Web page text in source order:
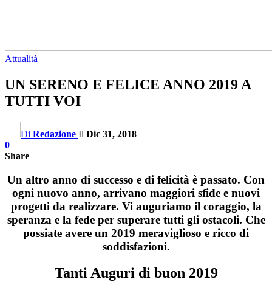
Attualità
UN SERENO E FELICE ANNO 2019 A
TUTTI VOI
Di Redazione Il Dic 31, 2018
0
Share
Un altro anno di successo e di felicità è passato. Con
ogni nuovo anno, arrivano maggiori sfide e nuovi
progetti da realizzare. Vi auguriamo il coraggio, la
speranza e la fede per superare tutti gli ostacoli. Che
possiate avere un 2019 meraviglioso e ricco di
soddisfazioni.
Tanti Auguri di buon 2019